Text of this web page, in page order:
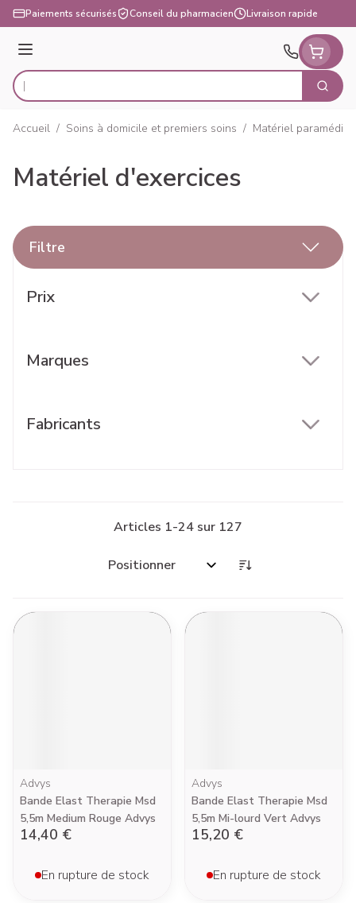
Aller au contenu
Paiements sécurisés Conseil du pharmacien Livraison rapide
Menu
Rechercher
Accueil / Soins à domicile et premiers soins / Matériel
Matériel d'exercices
Filtre
Prix
Marques
Fabricants
Articles 1-24 sur 127
Trier par:
Advys
Bande Elast Therapie Msd
5,5m Medium Rouge Advys
14,40 €
En rupture de stock
Advys
Bande Elast Therapie Msd
5,5m Mi-lourd Vert Advys
15,20 €
En rupture de stock